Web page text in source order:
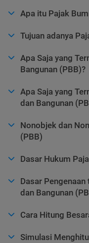
Apa itu Pajak
Tujuan adanya
Apa Saja yang
Bangunan (PBB)?
Apa Saja yang
dan Bangunan
Nonobjek dan
(PBB)
Dasar Hukum
Dasar
dan Bangunan
Cara Hitung
Simulasi